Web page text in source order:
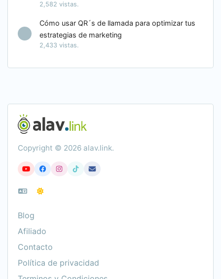
2,582 vistas.
Cómo usar QR´s de llamada para optimizar tus
estrategias de marketing
2,433 vistas.
Copyright © 2026 alav.link.
Blog
Afiliado
Contacto
Política de privacidad